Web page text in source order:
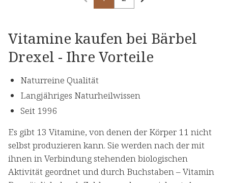
Vitamine kaufen bei Bärbel
Drexel - Ihre Vorteile
Naturreine Qualität
Langjähriges Naturheilwissen
Seit 1996
Es gibt 13 Vitamine, von denen der Körper 11 nicht
selbst produzieren kann. Sie werden nach der mit
ihnen in Verbindung stehenden biologischen
Aktivität geordnet und durch Buchstaben – Vitamin